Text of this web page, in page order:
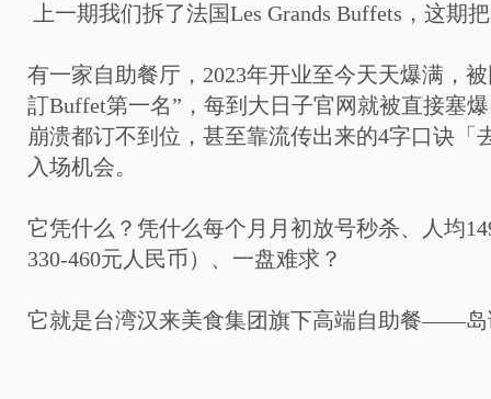
上一期我们拆了法国Les Grands Buffets，这期
有一家自助餐厅，2023年开业至今天天爆满，
訂Buffet第一名”，每到大日子官网就被直接塞
崩溃都订不到位，甚至靠流传出来的4字口诀「
入场机会。
它凭什么？凭什么每个月月初放号秒杀、人均
330-460元人民币）、一盘难求？
它就是台湾汉来美食集团旗下高端自助餐——岛